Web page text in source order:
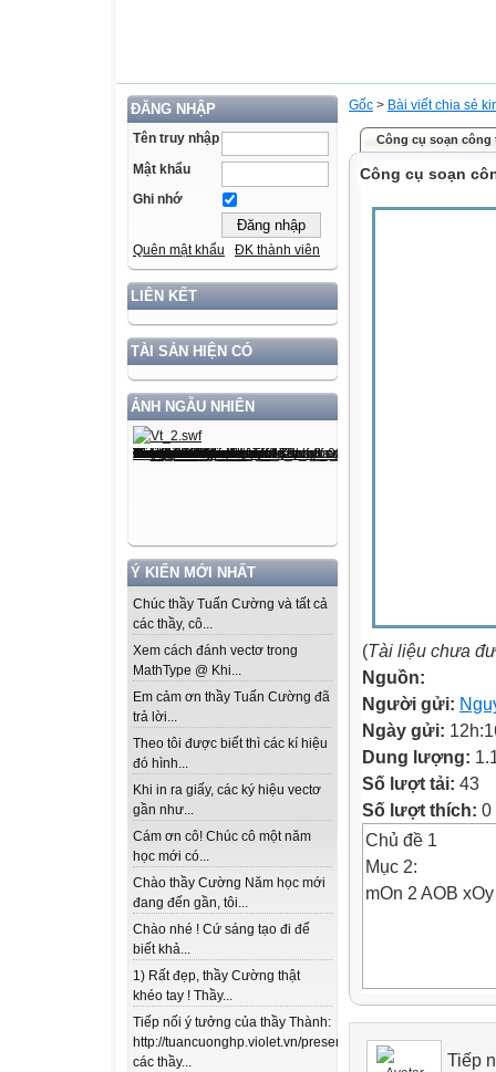
ĐĂNG NHẬP
Tên truy nhập
Mật khẩu
Ghi nhớ
Quên mật khẩu ĐK thành viên
LIÊN KẾT
TÀI SẢN HIỆN CÓ
ẢNH NGẪU NHIÊN
Ý KIẾN MỚI NHẤT
Chúc thầy Tuấn Cường và tất cả
các thầy, cô...
Xem cách đánh vectơ trong
MathType @ Khi...
Em cảm ơn thầy Tuấn Cường đã
trả lời...
Theo tôi được biết thì các kí hiệu
đó hình...
Khi in ra giấy, các ký hiệu vectơ
gần như...
Cám ơn cô! Chúc cô một năm
học mới có...
Chào thầy Cường Năm học mới
đang đến gần, tôi...
Chào nhé ! Cứ sáng tạo đi để
biết khả...
1) Rất đẹp, thầy Cường thật
khéo tay ! Thầy...
Tiếp nối ý tưởng của thầy Thành:
http://tuancuonghp.violet.vn/present/show/entry_id/
các thầy...
Gốc > Bài viết chia sẻ
Công cụ soạn
Công cụ soạn
(Tài liệu chưa
Nguồn:
Người gửi:
Ngày gửi:
Dung lượng:
Số lượt tải: 43
Số lượt thích: 0
Chủ đề 1
Mục 2:
mOn 2 AOB xOy
Tiếp